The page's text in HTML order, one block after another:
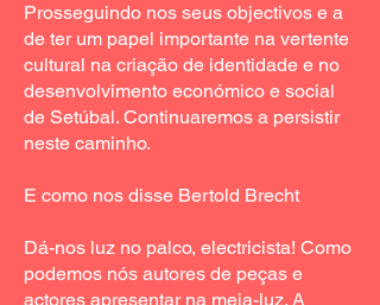
Prosseguindo nos seus objectivos e a
de ter um papel importante na vertente
cultural na criação de identidade e no
desenvolvimento económico e social
de Setúbal. Continuaremos a persistir
neste caminho.
E como nos disse Bertold Brecht
Dá-nos luz no palco, electricista! Como
podemos nós autores de peças e
actores apresentar na meia-luz. A